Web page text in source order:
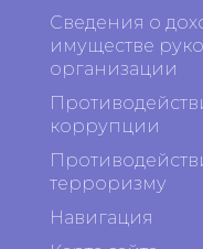
Сведения о
имуществе
организации
коррупции
терроризму
Навигация